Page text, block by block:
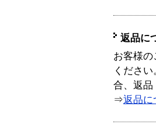
返品に
お客様
くださ
合、返品
⇒返品に